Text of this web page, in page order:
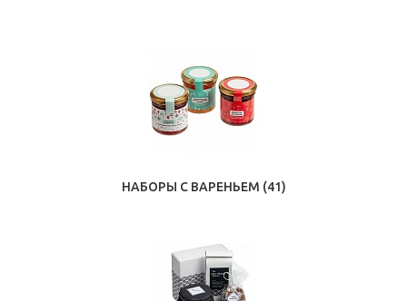
НАБОРЫ С ВАРЕНЬЕМ (41)